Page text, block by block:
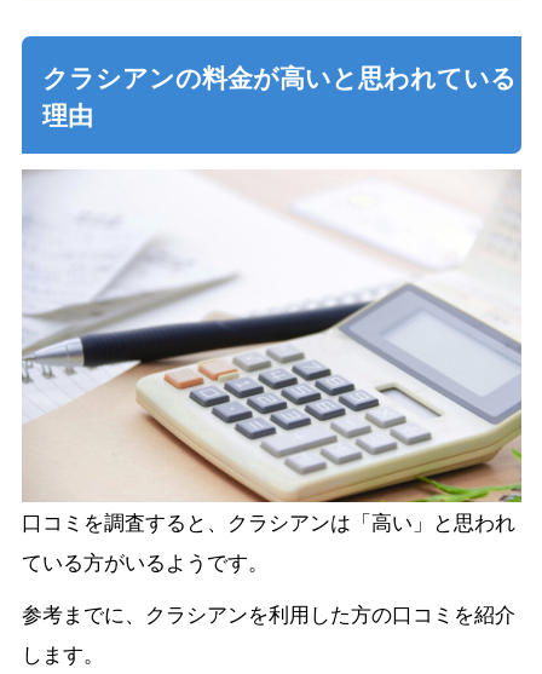
クラシアンの料金が高いと思われている
理由
口コミを調査すると、クラシアンは「高い」と思われ
ている方がいるようです。
参考までに、クラシアンを利用した方の口コミを紹介
します。